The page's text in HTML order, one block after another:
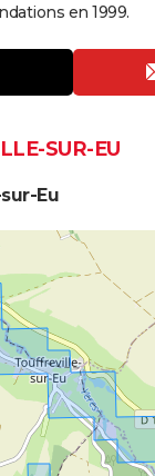
en 1999.
SUR-EU
Eu